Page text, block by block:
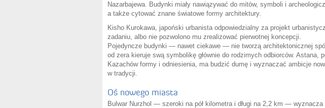
Nazarbajewa. Budynki miały nawiązywać do mitów, symboli i
a także cytować znane światowe formy architektury.
Kisho Kurokawa, japoński urbanista odpowiedzialny za projekt
zadaniu, albo nie pozwolono mu zrealizować pierwotnej koncepcji.
Pojedyncze budynki — nawet ciekawe — nie tworzą architektonicznej
od zera kieruje swą symbolikę głównie do rodzimych odbiorców. Astana,
Kazachów formy i odniesienia, ma budzić dumę i wyznaczać ambicje
w tradycji.
Oś nowego miasta
Bulwar Nurzhol — szeroki na pół kilometra i długi na 2,2 km — wyznacza